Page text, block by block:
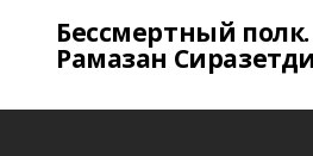
Бессмертный
Рамазан